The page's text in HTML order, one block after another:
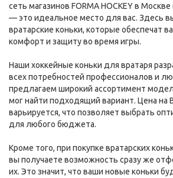
сеть магазинов FORMA HOCKEY в
— это идеальное место для вас. Здесь
вратарские коньки, которые обеспечат
комфорт и защиту во время игры.
Наши хоккейные коньки для вратаря
всех потребностей профессионалов и
предлагаем широкий ассортимент
мог найти подходящий вариант. Цена на
варьируется, что позволяет выбрать
для любого бюджета.
Кроме того, при покупке вратарских
вы получаете возможность сразу же
их. Это значит, что ваши новые коньки